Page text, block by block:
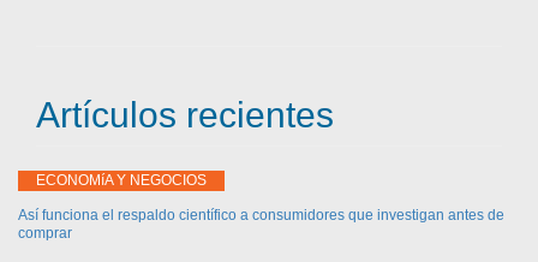
Artículos recientes
ECONOMíA Y NEGOCIOS
Así funciona el respaldo científico a consumidores que investigan antes de
comprar